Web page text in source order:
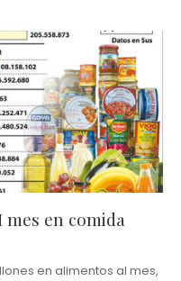
en comida
en alimentos al mes,